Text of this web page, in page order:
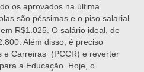
os aprovados na última
são péssimas e o piso salarial
R$1.025. O salário ideal, de
Além disso, é preciso
e Carreiras (PCCR) e reverter
a Educação. Hoje, o